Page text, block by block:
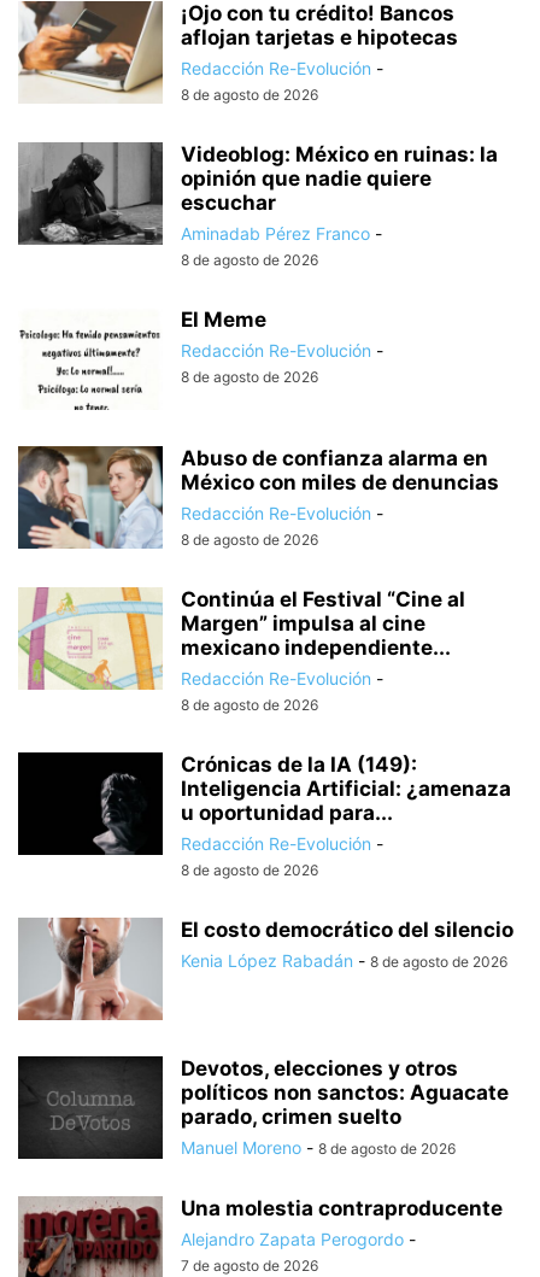
¡Ojo con tu crédito! Bancos
aflojan tarjetas e hipotecas
Redacción Re-Evolución -
8 de agosto de 2026
Videoblog: México en ruinas: la
opinión que nadie quiere
escuchar
Aminadab Pérez Franco -
8 de agosto de 2026
El Meme
Redacción Re-Evolución -
8 de agosto de 2026
Abuso de confianza alarma en
México con miles de denuncias
Redacción Re-Evolución -
8 de agosto de 2026
Continúa el Festival “Cine al
Margen” impulsa al cine
mexicano independiente...
Redacción Re-Evolución -
8 de agosto de 2026
Crónicas de la IA (149):
Inteligencia Artificial: ¿amenaza
u oportunidad para...
Redacción Re-Evolución -
8 de agosto de 2026
El costo democrático del silencio
Kenia López Rabadán - 8 de agosto de 2026
Devotos, elecciones y otros
políticos non sanctos: Aguacate
parado, crimen suelto
Manuel Moreno - 8 de agosto de 2026
Una molestia contraproducente
Alejandro Zapata Perogordo -
7 de agosto de 2026